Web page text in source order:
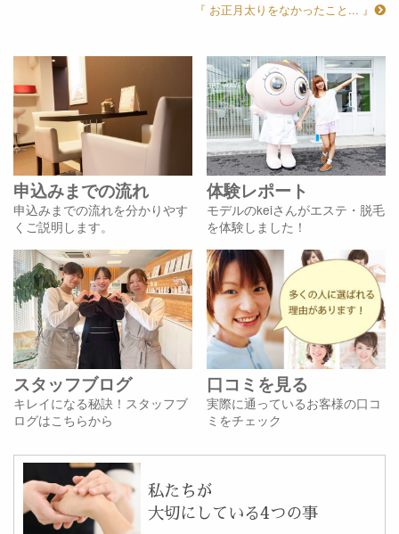
『 お正月太りをなかったこと... 』
申込みまでの流れ
申込みまでの流れを分かりやす
くご説明します。
体験レポート
モデルのkeiさんがエステ・脱毛
を体験しました！
スタッフブログ
キレイになる秘訣！スタッフブ
ログはこちらから
口コミを見る
実際に通っているお客様の口コ
ミをチェック
私たちが
大切にしている4つの事